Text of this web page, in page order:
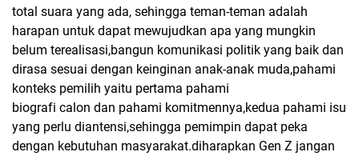
total suara yang ada, sehingga teman-teman adalah
harapan untuk dapat mewujudkan apa yang mungkin
belum terealisasi,bangun komunikasi politik yang baik dan
dirasa sesuai dengan keinginan anak-anak muda,pahami
konteks pemilih yaitu pertama pahami
biografi calon dan pahami komitmennya,kedua pahami isu
yang perlu diantensi,sehingga pemimpin dapat peka
dengan kebutuhan masyarakat.diharapkan Gen Z jangan